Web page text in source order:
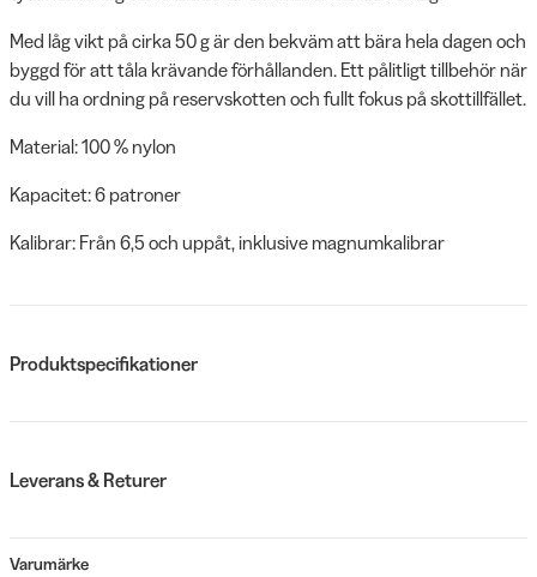
Med låg vikt på cirka 50 g är den bekväm att bära hela dagen och
byggd för att tåla krävande förhållanden. Ett pålitligt tillbehör när
du vill ha ordning på reservskotten och fullt fokus på skottillfället.
Material: 100 % nylon
Kapacitet: 6 patroner
Kalibrar: Från 6,5 och uppåt, inklusive magnumkalibrar
Produktspecifikationer
Leverans & Returer
Varumärke